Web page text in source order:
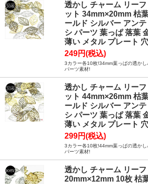
透かし チャーム リー
ット 34mm×20mm 枯
ールド シルバー アン
シ パーツ 葉っぱ 落葉
薄い メタル プレート
249円(税込)
3カラー各10枚!34mm葉っぱの透か
パーツ素材!
透かし チャーム リー
ット 44mm×26mm 枯
ールド シルバー アン
シ パーツ 葉っぱ 落葉
薄い メタル プレート
299円(税込)
3カラー各10枚!44mm葉っぱの透か
パーツ素材!
透かし チャーム リーフ
20mm×12mm 10枚 枯